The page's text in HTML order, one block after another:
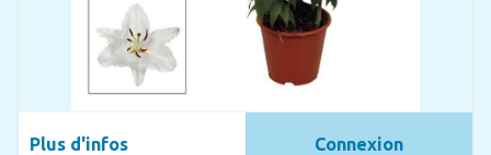
Plus d'infos Connexion